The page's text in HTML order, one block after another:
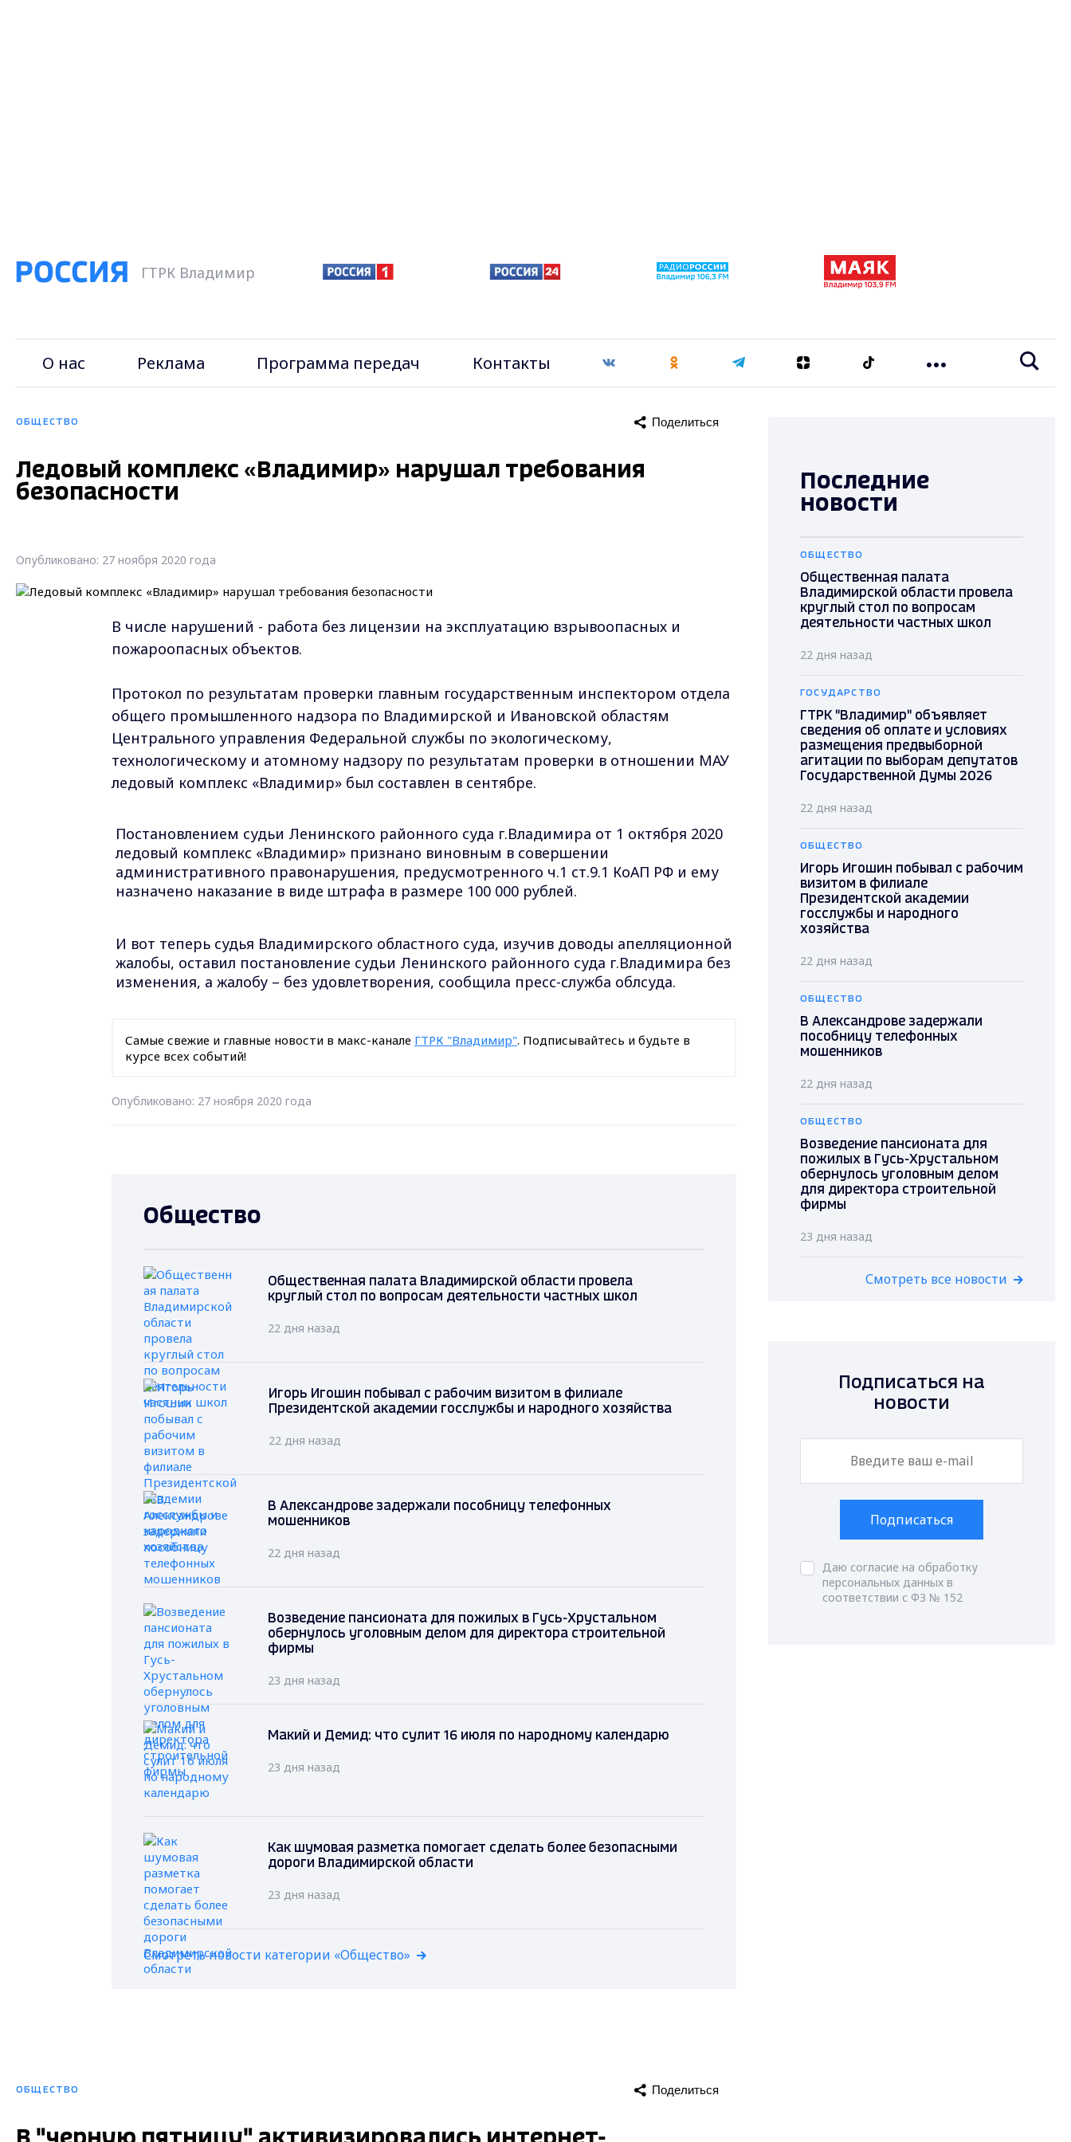
ГТРК Владимир
О нас Реклама Программа передач Контакты
ОБЩЕСТВО Поделиться
Ледовый комплекс «Владимир» нарушал требования
безопасности
Опубликовано: 27 ноября 2020 года
В числе нарушений - работа без лицензии на эксплуатацию взрывоопасных и
пожароопасных объектов.
Протокол по результатам проверки главным государственным инспектором отдела
общего промышленного надзора по Владимирской и Ивановской областям
Центрального управления Федеральной службы по экологическому,
технологическому и атомному надзору по результатам проверки в отношении МАУ
ледовый комплекс «Владимир» был составлен в сентябре.
Постановлением судьи Ленинского районного суда г.Владимира от 1 октября 2020
ледовый комплекс «Владимир» признано виновным в совершении
административного правонарушения, предусмотренного ч.1 ст.9.1 КоАП РФ и ему
назначено наказание в виде штрафа в размере 100 000 рублей.
И вот теперь судья Владимирского областного суда, изучив доводы апелляционной
жалобы, оставил постановление судьи Ленинского районного суда г.Владимира без
изменения, а жалобу – без удовлетворения, сообщила пресс-служба облсуда.
Самые свежие и главные новости в макс-канале ГТРК "Владимир". Подписывайтесь и будьте в
курсе всех событий!
Опубликовано: 27 ноября 2020 года
Общество
Общественная палата Владимирской области провела
круглый стол по вопросам деятельности частных школ
22 дня назад
Игорь Игошин побывал с рабочим визитом в филиале
Президентской академии госслужбы и народного хозяйства
22 дня назад
В Александрове задержали пособницу телефонных
мошенников
22 дня назад
Возведение пансионата для пожилых в Гусь-Хрустальном
обернулось уголовным делом для директора строительной
фирмы
23 дня назад
Макий и Демид: что сулит 16 июля по народному календарю
23 дня назад
Как шумовая разметка помогает сделать более безопасными
дороги Владимирской области
23 дня назад
Смотреть новости категории «Общество»
ОБЩЕСТВО Поделиться
Последние
новости
ОБЩЕСТВО
Общественная палата
Владимирской области провела
круглый стол по вопросам
деятельности частных школ
22 дня назад
ГОСУДАРСТВО
ГТРК "Владимир" объявляет
сведения об оплате и условиях
размещения предвыборной
агитации по выборам депутатов
Государственной Думы 2026
22 дня назад
ОБЩЕСТВО
Игорь Игошин побывал с рабочим
визитом в филиале
Президентской академии
госслужбы и народного
хозяйства
22 дня назад
ОБЩЕСТВО
В Александрове задержали
пособницу телефонных
мошенников
22 дня назад
ОБЩЕСТВО
Возведение пансионата для
пожилых в Гусь-Хрустальном
обернулось уголовным делом
для директора строительной
фирмы
23 дня назад
Смотреть все новости
Подписаться на
новости
Подписаться
Даю согласие на обработку
персональных данных в
соответствии с ФЗ № 152